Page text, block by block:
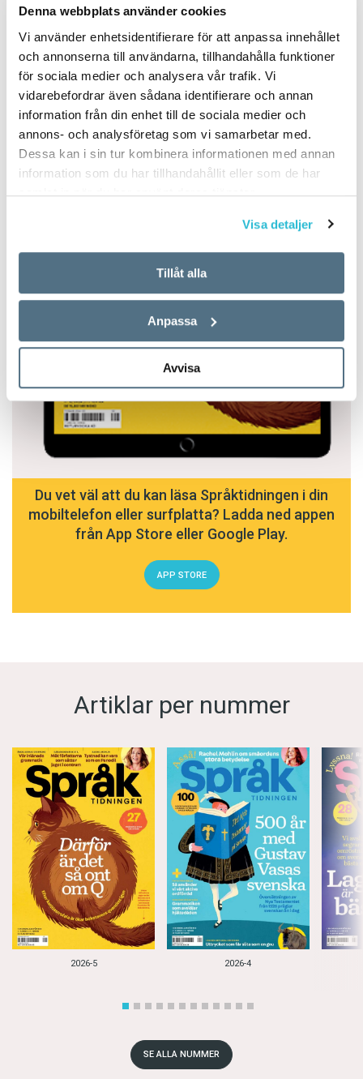
Denna webbplats använder cookies
Vi använder enhetsidentifierare för att anpassa innehållet
och annonserna till användarna, tillhandahålla funktioner
för sociala medier och analysera vår trafik. Vi
vidarebefordrar även sådana identifierare och annan
information från din enhet till de sociala medier och
annons- och analysföretag som vi samarbetar med.
Dessa kan i sin tur kombinera informationen med annan
information som du har tillhandahållit eller som de har
samlat in när du har använt deras tjänster.
Visa detaljer
Tillåt alla
Anpassa
Avvisa
Du vet väl att du kan läsa Språktidningen i din
mobiltelefon eller surfplatta? Ladda ned appen
från App Store eller Google Play.
APP STORE
Artiklar per nummer
2026-5 2026-4
SE ALLA NUMMER